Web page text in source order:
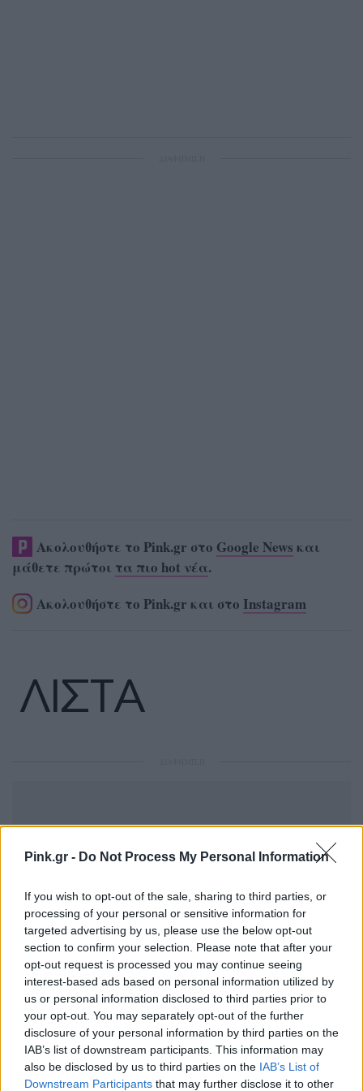
Pink.gr - Do Not Process My Personal Information
If you wish to opt-out of the sale, sharing to third parties, or
processing of your personal or sensitive information for
targeted advertising by us, please use the below opt-out
section to confirm your selection. Please note that after your
opt-out request is processed you may continue seeing
interest-based ads based on personal information utilized by
us or personal information disclosed to third parties prior to
your opt-out. You may separately opt-out of the further
disclosure of your personal information by third parties on the
IAB’s list of downstream participants. This information may
also be disclosed by us to third parties on the IAB’s List of
Downstream Participants that may further disclose it to other
Ακολουθήστε το Pink.gr στο Google News και
μάθετε πρώτοι τα πιο hot νέα.
Ακολουθήστε το Pink.gr και στο Instagram
ΛΙΣΤΑ